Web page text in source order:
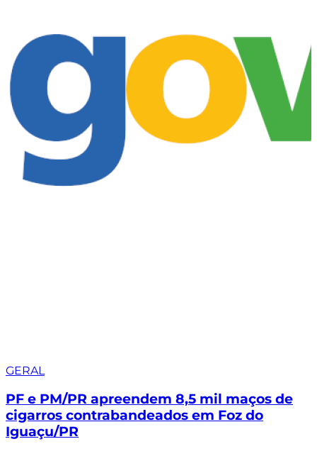
GERAL
PF e PM/PR apreendem 8,5 mil maços de
cigarros contrabandeados em Foz do
Iguaçu/PR